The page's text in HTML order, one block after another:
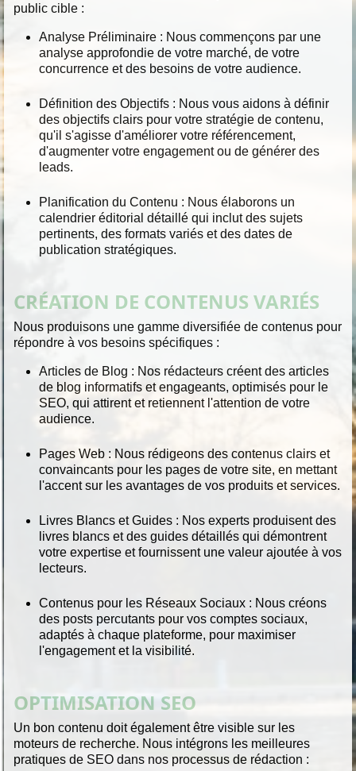
public cible :
Analyse Préliminaire : Nous commençons par une
analyse approfondie de votre marché, de votre
concurrence et des besoins de votre audience.
Définition des Objectifs : Nous vous aidons à définir
des objectifs clairs pour votre stratégie de contenu,
qu'il s'agisse d'améliorer votre référencement,
d'augmenter votre engagement ou de générer des
leads.
Planification du Contenu : Nous élaborons un
calendrier éditorial détaillé qui inclut des sujets
pertinents, des formats variés et des dates de
publication stratégiques.
CRÉATION DE CONTENUS VARIÉS
Nous produisons une gamme diversifiée de contenus pour
répondre à vos besoins spécifiques :
Articles de Blog : Nos rédacteurs créent des articles
de blog informatifs et engageants, optimisés pour le
SEO, qui attirent et retiennent l'attention de votre
audience.
Pages Web : Nous rédigeons des contenus clairs et
convaincants pour les pages de votre site, en mettant
l'accent sur les avantages de vos produits et services.
Livres Blancs et Guides : Nos experts produisent des
livres blancs et des guides détaillés qui démontrent
votre expertise et fournissent une valeur ajoutée à vos
lecteurs.
Contenus pour les Réseaux Sociaux : Nous créons
des posts percutants pour vos comptes sociaux,
adaptés à chaque plateforme, pour maximiser
l'engagement et la visibilité.
OPTIMISATION SEO
Un bon contenu doit également être visible sur les
moteurs de recherche. Nous intégrons les meilleures
pratiques de SEO dans nos processus de rédaction :